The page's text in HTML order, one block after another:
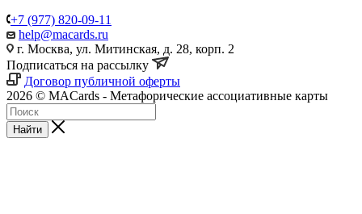
+7 (977) 820-09-11
help@macards.ru
г. Москва, ул. Митинская, д. 28, корп. 2
Подписаться на рассылку
Договор публичной оферты
2026 © MACards - Метафорические ассоциативные карты
Найти